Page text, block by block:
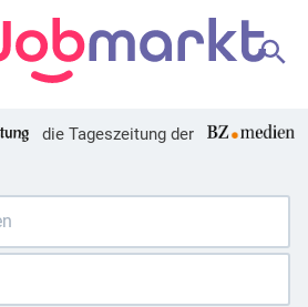
die Tageszeitung der